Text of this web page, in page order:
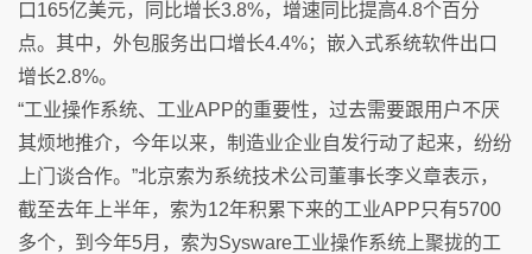
口165亿美元，同比增长3.8%，增速同比提高4.8个百分
点。其中，外包服务出口增长4.4%；嵌入式系统软件出口
增长2.8%。
“工业操作系统、工业APP的重要性，过去需要跟用户不厌
其烦地推介，今年以来，制造业企业自发行动了起来，纷纷
上门谈合作。”北京索为系统技术公司董事长李义章表示，
截至去年上半年，索为12年积累下来的工业APP只有5700
多个，到今年5月，索为Sysware工业操作系统上聚拢的工